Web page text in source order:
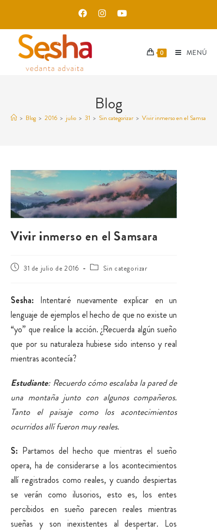
0 MENÚ
Blog
> Blog > 2016 > julio > 31 > Sin categorizar > Vivir inmerso en el Samsara
Vivir inmerso en el Samsara
31 de julio de 2016 Sin categorizar
Sesha: Intentaré nuevamente explicar en un
lenguaje de ejemplos el hecho de que no existe un
“yo” que realice la acción. ¿Recuerda algún sueño
que por su naturaleza hubiese sido intenso y real
mientras acontecía?
Estudiante: Recuerdo cómo escalaba la pared de
una montaña junto con algunos compañeros.
Tanto el paisaje como los acontecimientos
ocurridos allí fueron muy reales.
S: Partamos del hecho que mientras el sueño
opera, ha de considerarse a los acontecimientos
allí registrados como reales, y cuando despiertas
se verán como ilusorios, esto es, los entes
percibidos en sueño parecen reales mientras
sueñas y son inexistentes al despertar. Los